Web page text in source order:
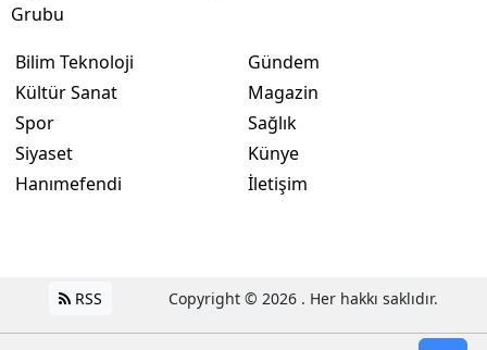
Grubu
Bilim Teknoloji
Kültür Sanat
Spor
Siyaset
Hanımefendi
Gündem
Magazin
Sağlık
Künye
İletişim
RSS Copyright © 2026 . Her hakkı saklıdır.